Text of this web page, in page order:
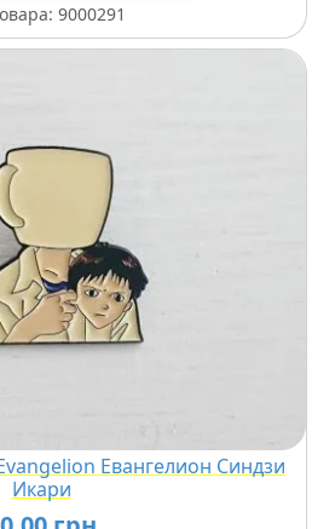
9000291
Евангелион Синдзи
Икари